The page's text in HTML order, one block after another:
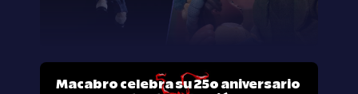
Macabro celebra su 25º aniversario